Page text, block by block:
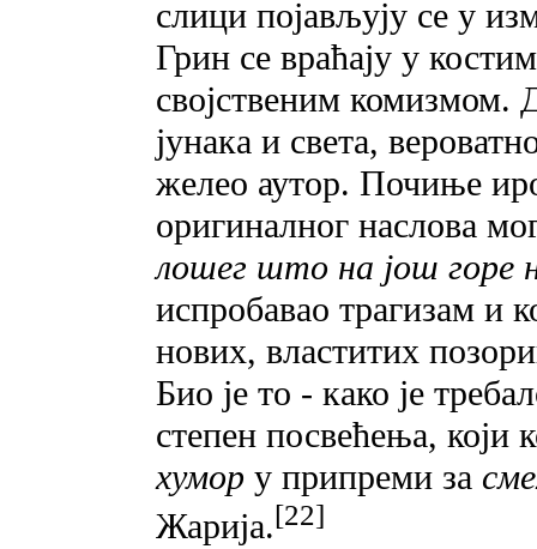
слици појављују се у
Грин се враћаjy у
својственим комизмом.
јунака и света,
желео аутор. Почиње
оригиналног наслова
лошег што на још горе
испробавао трагизам и
нових, властитих
Био је то - како је
степен посвећења, који
хумор у припреми за
Жарија.[22]